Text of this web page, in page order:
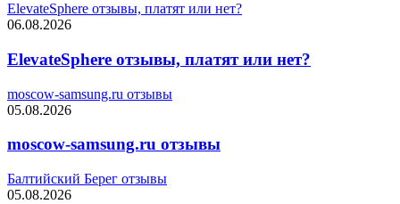
ElevateSphere отзывы, платят или нет?
06.08.2026
ElevateSphere отзывы, платят или нет?
moscow-samsung.ru отзывы
05.08.2026
moscow-samsung.ru отзывы
Балтийский Берег отзывы
05.08.2026